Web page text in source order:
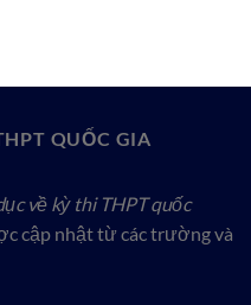
QUỐC GIA
về kỳ thi THPT quốc
cập nhật từ các trường và